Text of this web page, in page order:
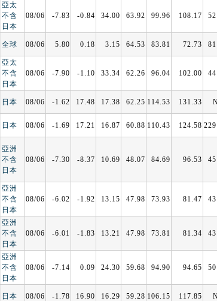
亞太
不含
日本
08/06 -7.83 -0.84 34.00 63.92 99.96 108.17
全球 08/06 5.80 0.18 3.15 64.53 83.81 72.73
亞太
不含
日本
08/06 -7.90 -1.10 33.34 62.26 96.04 102.00
日本 08/06 -1.62 17.48 17.38 62.25 114.53 131.33
日本 08/06 -1.69 17.21 16.87 60.88 110.43 124.58
亞洲
不含
日本
08/06 -7.30 -8.37 10.69 48.07 84.69 96.53
亞洲
不含
日本
08/06 -6.02 -1.92 13.15 47.98 73.93 81.47
亞洲
不含
日本
08/06 -6.01 -1.83 13.21 47.98 73.81 81.34
亞洲
不含
日本
08/06 -7.14 0.09 24.30 59.68 94.90 94.65
日本 08/06 -1.78 16.90 16.29 59.28 106.15 117.85